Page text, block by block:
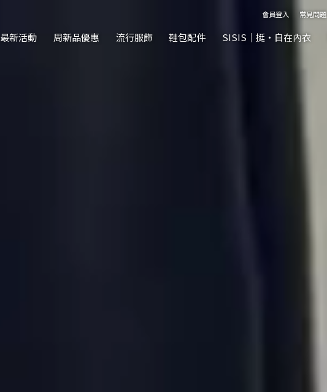
會員登入 常見問題
最新活動 周新品優惠 流行服飾 鞋包配件 SISIS｜挺‧自在內衣